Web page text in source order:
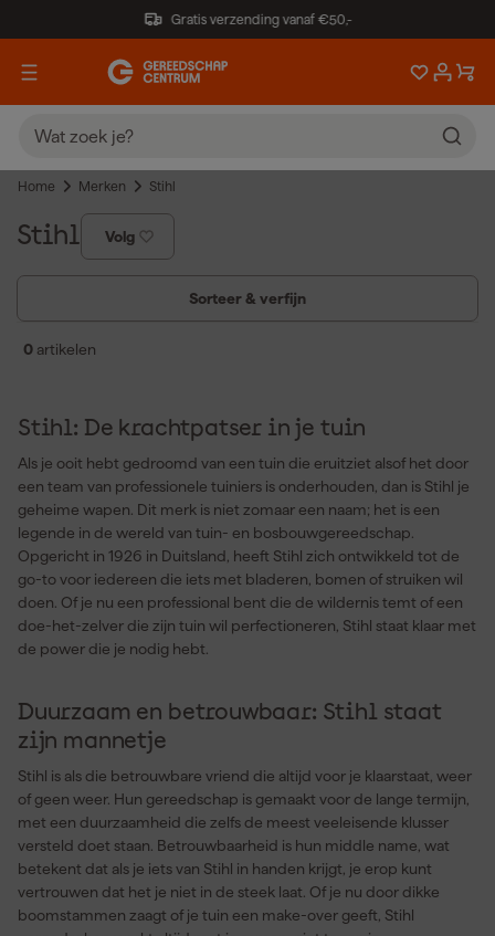
Gratis verzending vanaf €50,-
Home Merken Stihl
Stihl Volg
Sorteer & verfijn
0 artikelen
Stihl: De krachtpatser in je tuin
Als je ooit hebt gedroomd van een tuin die eruitziet alsof het door
een team van professionele tuiniers is onderhouden, dan is Stihl je
geheime wapen. Dit merk is niet zomaar een naam; het is een
legende in de wereld van tuin- en bosbouwgereedschap.
Opgericht in 1926 in Duitsland, heeft Stihl zich ontwikkeld tot de
go-to voor iedereen die iets met bladeren, bomen of struiken wil
doen. Of je nu een professional bent die de wildernis temt of een
doe-het-zelver die zijn tuin wil perfectioneren, Stihl staat klaar met
de power die je nodig hebt.
Duurzaam en betrouwbaar: Stihl staat
zijn mannetje
Stihl is als die betrouwbare vriend die altijd voor je klaarstaat, weer
of geen weer. Hun gereedschap is gemaakt voor de lange termijn,
met een duurzaamheid die zelfs de meest veeleisende klusser
versteld doet staan. Betrouwbaarheid is hun middle name, wat
betekent dat als je iets van Stihl in handen krijgt, je erop kunt
vertrouwen dat het je niet in de steek laat. Of je nu door dikke
boomstammen zaagt of je tuin een make-over geeft, Stihl